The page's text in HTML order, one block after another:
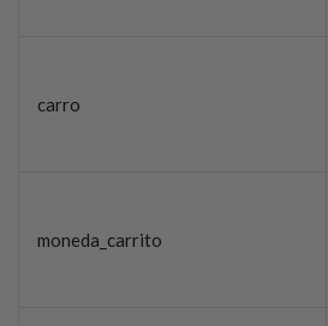
carro
moneda_carrito